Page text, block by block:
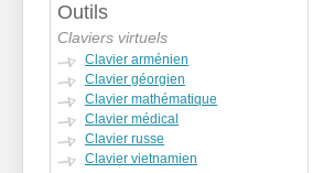
Outils
Claviers virtuels
Clavier arménien
Clavier géorgien
Clavier mathématique
Clavier médical
Clavier russe
Clavier vietnamien